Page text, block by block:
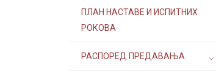
ПЛАН НАСТАВЕ И ИСПИТНИХ
РОКОВА
РАСПОРЕД ПРЕДАВАЊА